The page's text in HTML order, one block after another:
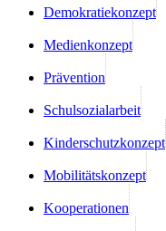
Demokratiekonzept
Medienkonzept
Prävention
Schulsozialarbeit
Kinderschutzkonzept
Mobilitätskonzept
Kooperationen